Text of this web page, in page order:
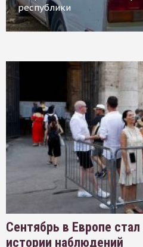
республики
Сентябрь в Европе
истории наблюдений